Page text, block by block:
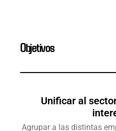
Objetivos
Unificar al
Agrupar a las distintas